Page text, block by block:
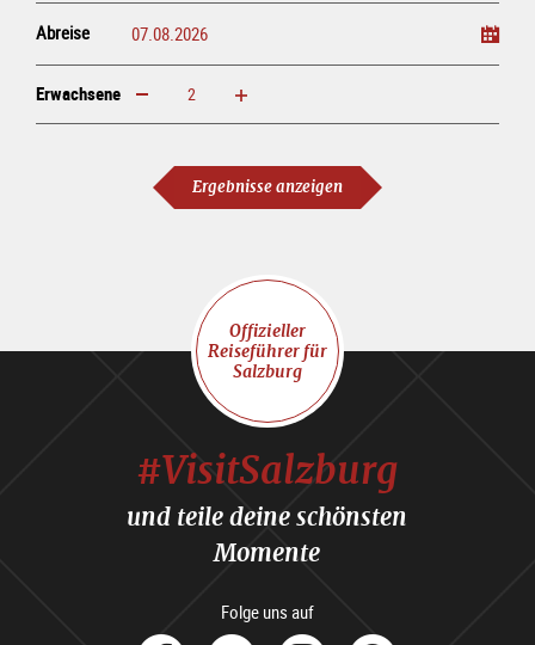
Abreise
Erwachsene erhöhen verringern
Ergebnisse anzeigen
Offizieller
Reiseführer für
Salzburg
#VisitSalzburg
und teile deine schönsten
Momente
Folge uns auf